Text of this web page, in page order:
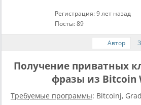
Регистрация: 9 лет назад
Посты: 89
Автор
Получение приватных
фразы из Bitcoin
Требуемые программы: Bitcoinj,